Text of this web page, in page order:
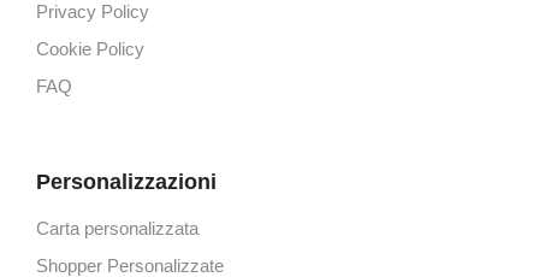
Privacy Policy
Cookie Policy
FAQ
Personalizzazioni
Carta personalizzata
Shopper Personalizzate